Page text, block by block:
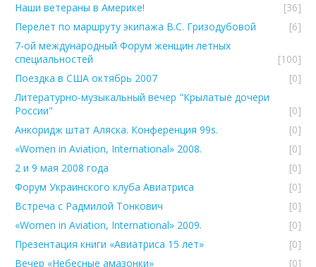
Наши ветераны в Америке!
[36]
Перелет по маршруту экипажа В.С. Гризодубовой
[6]
7-ой международный Форум женщин летных
специальностей
[100]
Поездка в США октябрь 2007
[0]
Литературно-музыкальный вечер "Крылатые дочери
России"
[0]
Анкоридж штат Аляска. Конференция 99s.
[0]
«Women in Aviation, International» 2008.
[0]
2 и 9 мая 2008 года
[0]
Форум Украинского клуба Авиатриcа
[0]
Встреча с Радмилой Тонкович
[0]
«Women in Aviation, International» 2009.
[0]
Презентация книги «Авиатриса 15 лет»
[0]
Вечер «Небесные амазонки»
[0]